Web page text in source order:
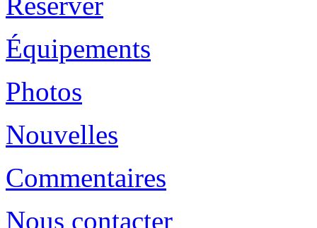
Équipements
Photos
Nouvelles
Commentaires
Nous contacter